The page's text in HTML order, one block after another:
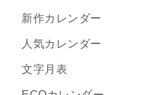
新作カレンダー
人気カレンダー
文字月表